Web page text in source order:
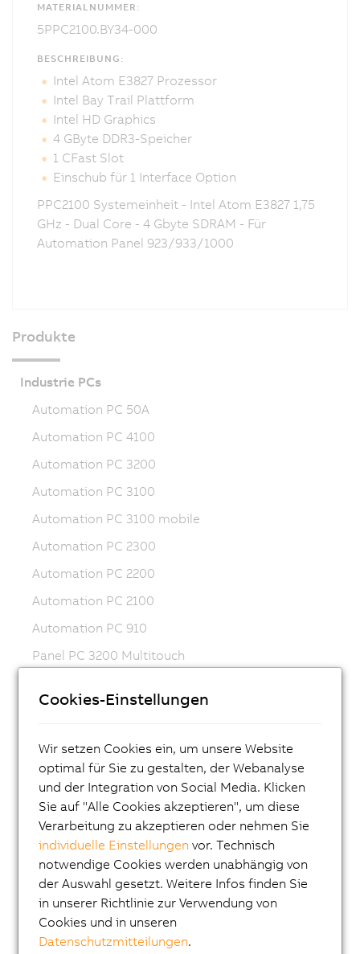
MATERIALNUMMER:
5PPC2100.BY34-000
BESCHREIBUNG:
Intel Atom E3827 Prozessor
Intel Bay Trail Plattform
Intel HD Graphics
4 GByte DDR3-Speicher
1 CFast Slot
Einschub für 1 Interface Option
PPC2100 Systemeinheit - Intel Atom E3827 1,75
GHz - Dual Core - 4 Gbyte SDRAM - Für
Automation Panel 923/933/1000
Produkte
Industrie PCs
Automation PC 50A
Automation PC 4100
Automation PC 3200
Automation PC 3100
Automation PC 3100 mobile
Automation PC 2300
Automation PC 2200
Automation PC 2100
Automation PC 910
Panel PC 3200 Multitouch
Panel PC 3100 Multitouch
Panel PC 2300 Multitouch
Panel PC 2300 Singletouch
Panel PC 2200 Multitouch
Panel PC 2200 Singletouch
Panel PC 2100 Multitouch
Panel PC 2100 Singletouch
Panel PC 1200
Cookies-Einstellungen
Wir setzen Cookies ein, um unsere Website
optimal für Sie zu gestalten, der Webanalyse
und der Integration von Social Media. Klicken
Sie auf "Alle Cookies akzeptieren", um diese
Verarbeitung zu akzeptieren oder nehmen Sie
individuelle Einstellungen vor. Technisch
notwendige Cookies werden unabhängig von
der Auswahl gesetzt. Weitere Infos finden Sie
in unserer Richtlinie zur Verwendung von
Cookies und in unseren
Datenschutzmitteilungen.